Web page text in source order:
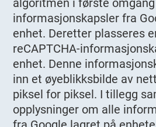
informasjonskapsler fra
enhet. Deretter plasseres
reCAPTCHA-
enhet. Denne
inn et øyeblikksbilde av
piksel for piksel. I tillegg
opplysninger om alle